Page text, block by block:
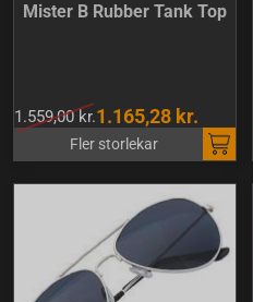
Mister B Rubber Tank Top
1.559,00 kr.1.165,28 kr.
Fler storlekar